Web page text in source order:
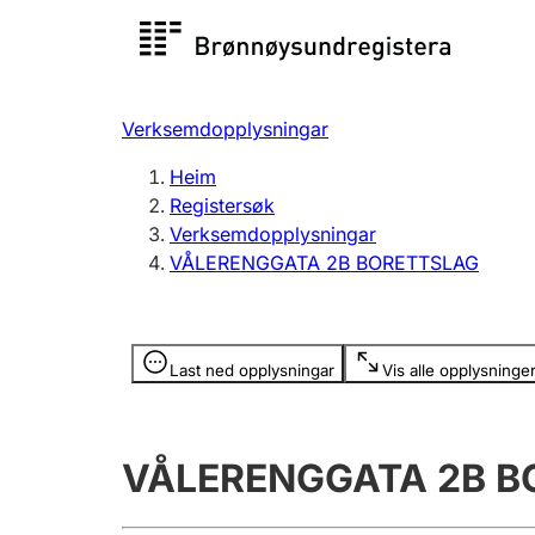
Registersøk
Registrere, endre, slette
Verksemdopplysningar
Heim
Registersøk
Verksemdopplysningar
VÅLERENGGATA 2B BORETTSLAG
Last ned opplysningar Vis alle opplysninger
Opplysninger er skjult
VÅLERENGGATA 2B